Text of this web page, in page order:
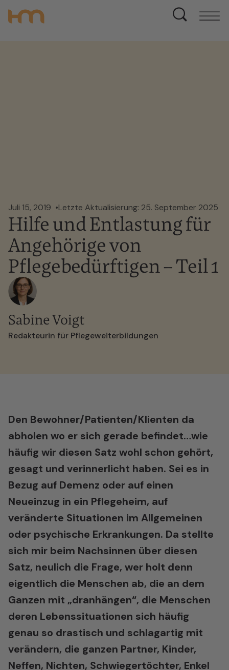
Juli 15, 2019 Letzte Aktualisierung: 25. September 2025
Hilfe und Entlastung für
Angehörige von
Pflegebedürftigen – Teil 1
Sabine Voigt
Redakteurin für Pflegeweiterbildungen
Den Bewohner/Patienten/Klienten da
abholen wo er sich gerade befindet…wie
häufig wir diesen Satz wohl schon gehört,
gesagt und verinnerlicht haben. Sei es in
Bezug auf Demenz oder auf einen
Neueinzug in ein Pflegeheim, auf
veränderte Situationen im Allgemeinen
oder psychische Erkrankungen. Da stellte
sich mir beim Nachsinnen über diesen
Satz, neulich die Frage, wer holt denn
eigentlich die Menschen ab, die an dem
Ganzen mit „dranhängen“, die Menschen
deren Lebenssituationen sich häufig
genau so drastisch und schlagartig mit
verändern, die ganzen Partner, Kinder,
Neffen, Nichten, Schwiegertöchter, Enkel